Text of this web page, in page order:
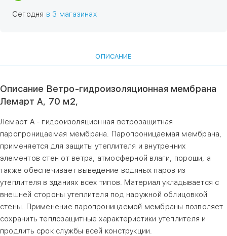
Сегодня в 3 магазинах
ОПИСАНИЕ
Описание Ветро-гидроизоляционная мембрана
Лемарт A, 70 м2,
Лемарт А - гидроизоляционная ветрозащитная
паропроницаемая мембрана. Паропроницаемая мембрана,
применяется для защиты утеплителя и внутренних
элементов стен от ветра, атмосферной влаги, пороши, а
также обеспечивает выведение водяных паров из
утеплителя в зданиях всех типов. Материал укладывается с
внешней стороны утеплителя под наружной облицовкой
стены. Применение паропроницаемой мембраны позволяет
сохранить теплозащитные характеристики утеплителя и
продлить срок службы всей конструкции.